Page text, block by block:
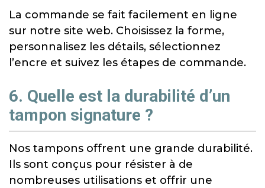
La commande se fait facilement en ligne
sur notre site web. Choisissez la forme,
personnalisez les détails, sélectionnez
l’encre et suivez les étapes de commande.
6. Quelle est la durabilité d’un
tampon signature ?
Nos tampons offrent une grande durabilité.
Ils sont conçus pour résister à de
nombreuses utilisations et offrir une